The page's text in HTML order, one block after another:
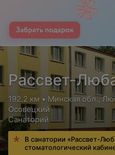
Рассвет-
192.2 км • Минская обл.,
Осовецкий
Санаторий
В санатории «Рассвет-
стоматологический